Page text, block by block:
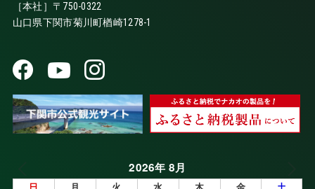
［本社］〒750-0322
山口県下関市菊川町楢崎1278-1
2026年 8月